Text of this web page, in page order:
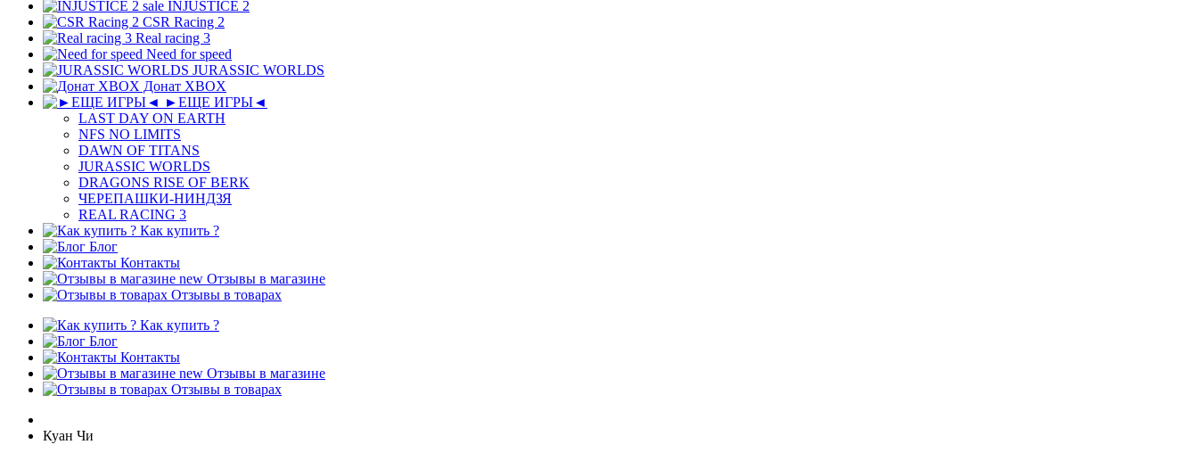
sale INJUSTICE 2
CSR Racing 2
Real racing 3
Need for speed
JURASSIC WORLDS
Донат XBOX
►ЕЩЕ ИГРЫ◄
LAST DAY ON EARTH
NFS NO LIMITS
DAWN OF TITANS
JURASSIC WORLDS
DRAGONS RISE OF BERK
ЧЕРЕПАШКИ-НИНДЗЯ
REAL RACING 3
Как купить ?
Блог
Контакты
new Отзывы в магазине
Отзывы в товарах
Как купить ?
Блог
Контакты
new Отзывы в магазине
Отзывы в товарах
Куан Чи